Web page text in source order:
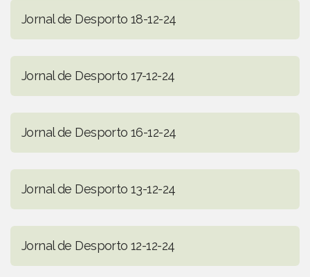
Jornal de Desporto 18-12-24
Jornal de Desporto 17-12-24
Jornal de Desporto 16-12-24
Jornal de Desporto 13-12-24
Jornal de Desporto 12-12-24